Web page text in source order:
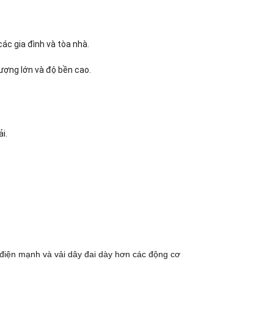
gia đình và tòa nhà.
lớn và độ bền cao.
mạnh và vải dây đai dày hơn các động cơ